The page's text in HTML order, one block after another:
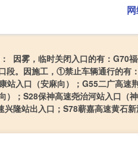
因雾，临时关闭入口的有：G70
段。因施工，①禁止车辆通行的有：
站入口（安麻向）；G55二广高速
）；S28保神高速尧治河站入口（
兴隆站出入口；S78蕲嘉高速黄石